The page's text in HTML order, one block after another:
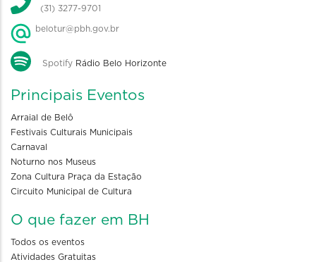
(31) 3277-9701
belotur@pbh.gov.br
Spotify Rádio Belo Horizonte
Principais Eventos
Arraial de Belô
Festivais Culturais Municipais
Carnaval
Noturno nos Museus
Zona Cultura Praça da Estação
Circuito Municipal de Cultura
O que fazer em BH
Todos os eventos
Atividades Gratuitas